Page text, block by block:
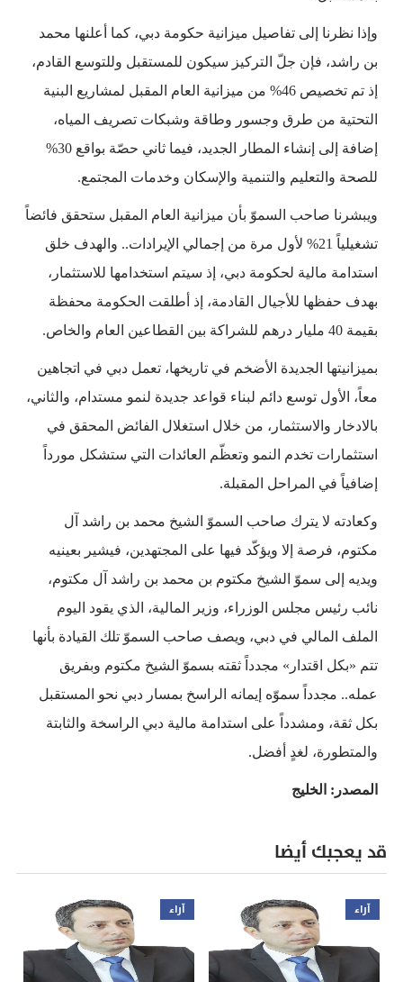
وإذا نظرنا إلى تفاصيل ميزانية حكومة دبي، كما أعلنها محمد
بن راشد، فإن جلّ التركيز سيكون للمستقبل وللتوسع القادم،
إذ تم تخصيص 46% من ميزانية العام المقبل لمشاريع البنية
التحتية من طرق وجسور وطاقة وشبكات تصريف المياه،
إضافة إلى إنشاء المطار الجديد، فيما ثاني حصّة بواقع 30%
للصحة والتعليم والتنمية والإسكان وخدمات المجتمع.
ويبشرنا صاحب السموّ بأن ‏ميزانية العام المقبل ستحقق فائضاً
تشغيلياً 21% لأول مرة من إجمالي الإيرادات.. والهدف خلق
استدامة مالية لحكومة دبي، إذ سيتم استخدامها للاستثمار،
بهدف حفظها للأجيال القادمة، إذ أطلقت الحكومة محفظة
بقيمة 40 مليار درهم للشراكة بين القطاعين العام والخاص.
بميزانيتها الجديدة الأضخم في تاريخها، تعمل دبي في اتجاهين
معاً، الأول توسع دائم لبناء قواعد جديدة لنمو مستدام، والثاني،
بالادخار والاستثمار، من خلال استغلال الفائض المحقق في
استثمارات تخدم النمو وتعظّم العائدات التي ستشكل مورداً
إضافياً في المراحل المقبلة.
وكعادته لا يترك صاحب السموّ الشيخ محمد بن راشد آل
مكتوم، فرصة إلا ويؤكّد فيها على المجتهدين، فيشير بعينيه
ويديه إلى سموّ الشيخ ‏مكتوم بن محمد بن راشد آل مكتوم،
نائب رئيس مجلس الوزراء، وزير المالية، الذي يقود اليوم
الملف المالي في دبي، ويصف صاحب السموّ تلك القيادة بأنها
تتم «بكل اقتدار» مجدداً ثقته بسموّ الشيخ مكتوم وبفريق
عمله.. مجدداً سموّه إيمانه الراسخ بمسار دبي نحو المستقبل
بكل ثقة، ومشدداً على استدامة مالية دبي الراسخة والثابتة
والمتطورة، لغدٍ أفضل.
المصدر: الخليج
قد يعجبك أيضا
آراء آراء